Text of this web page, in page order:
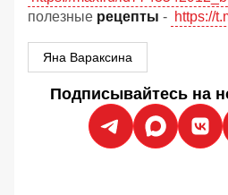
полезные рецепты - https://
Яна Вараксина
Подписывайтесь на